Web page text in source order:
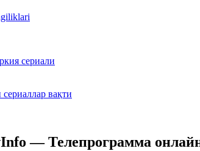
сериали
вақти
— Телепрограмма